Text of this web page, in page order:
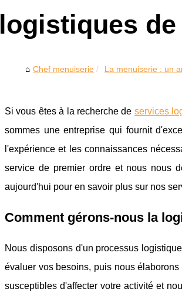
logistiques
Chef menuiserie La menuiserie : un
Si vous êtes à la recherche de services
sommes une entreprise qui fournit
l'expérience et les connaissances
service de premier ordre et nous nous
aujourd'hui pour en savoir plus sur nos
Comment gérons-nous la
Nous disposons d'un processus
évaluer vos besoins, puis nous
susceptibles d'affecter votre activité et